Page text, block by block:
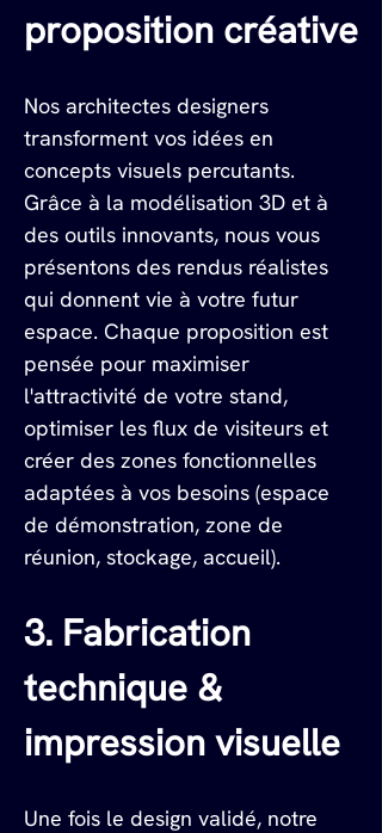
proposition créative
Nos architectes designers
transforment vos idées en
concepts visuels percutants.
Grâce à la modélisation 3D et à
des outils innovants, nous vous
présentons des rendus réalistes
qui donnent vie à votre futur
espace. Chaque proposition est
pensée pour maximiser
l'attractivité de votre stand,
optimiser les flux de visiteurs et
créer des zones fonctionnelles
adaptées à vos besoins (espace
de démonstration, zone de
réunion, stockage, accueil).
3. Fabrication
technique &
impression visuelle
Une fois le design validé, notre